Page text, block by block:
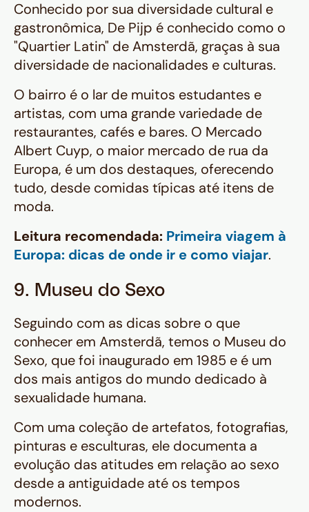
Conhecido por sua diversidade cultural e
gastronômica, De Pijp é conhecido como o
"Quartier Latin" de Amsterdã, graças à sua
diversidade de nacionalidades e culturas.
O bairro é o lar de muitos estudantes e
artistas, com uma grande variedade de
restaurantes, cafés e bares. O Mercado
Albert Cuyp, o maior mercado de rua da
Europa, é um dos destaques, oferecendo
tudo, desde comidas típicas até itens de
moda.
Leitura recomendada: Primeira viagem à
Europa: dicas de onde ir e como viajar.
9. Museu do Sexo
Seguindo com as dicas sobre o que
conhecer em Amsterdã, temos o Museu do
Sexo, que foi inaugurado em 1985 e é um
dos mais antigos do mundo dedicado à
sexualidade humana.
Com uma coleção de artefatos, fotografias,
pinturas e esculturas, ele documenta a
evolução das atitudes em relação ao sexo
desde a antiguidade até os tempos
modernos.